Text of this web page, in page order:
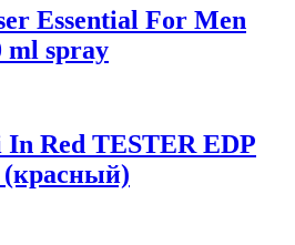
Essential For Men
ml spray
Red TESTER EDP
(красный)